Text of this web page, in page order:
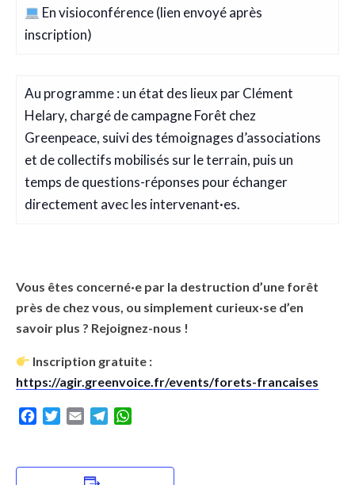
En visioconférence (lien envoyé après
inscription)
Au programme : un état des lieux par Clément
Helary, chargé de campagne Forêt chez
Greenpeace, suivi des témoignages d’associations
et de collectifs mobilisés sur le terrain, puis un
temps de questions-réponses pour échanger
directement avec les intervenant·es.
Vous êtes concerné·e par la destruction d’une forêt
près de chez vous, ou simplement curieux·se d’en
savoir plus ? Rejoignez-nous !
Inscription gratuite :
https://agir.greenvoice.fr/events/forets-francaises
Facebook
Twitter
Email Telegram